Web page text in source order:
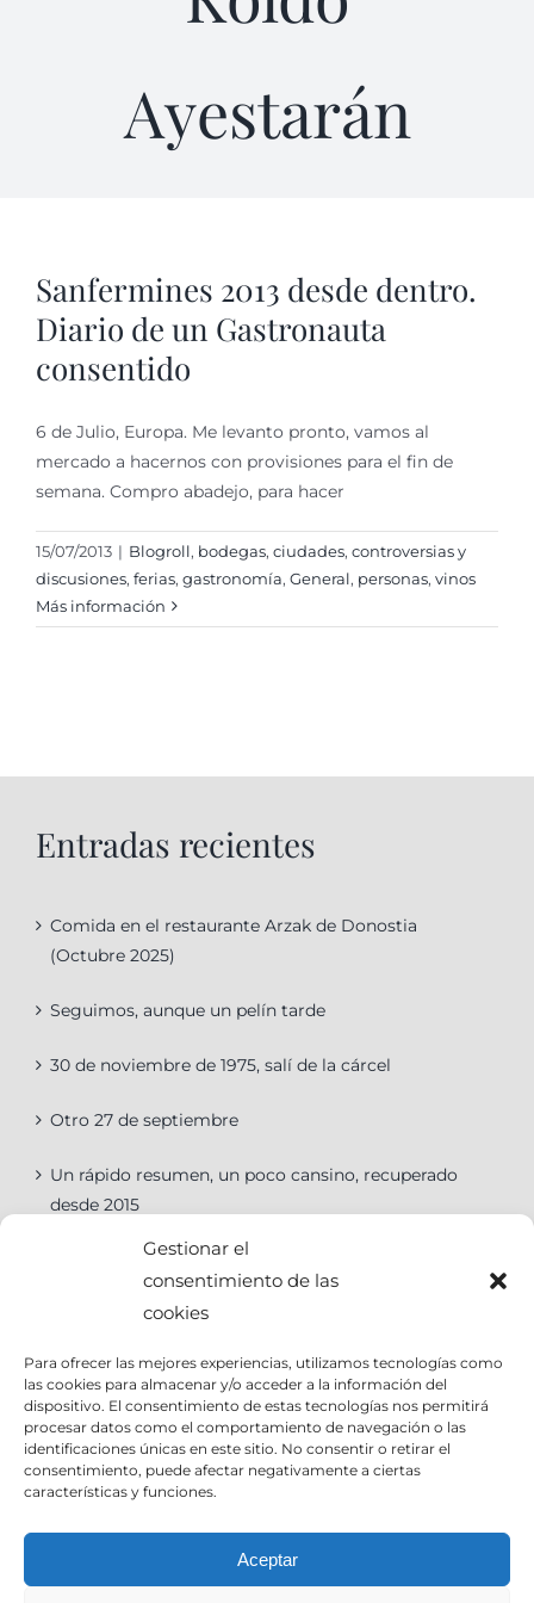
Gestionar el
consentimiento de las
cookies
Para ofrecer las mejores experiencias, utilizamos tecnologías como
las cookies para almacenar y/o acceder a la información del
dispositivo. El consentimiento de estas tecnologías nos permitirá
procesar datos como el comportamiento de navegación o las
identificaciones únicas en este sitio. No consentir o retirar el
consentimiento, puede afectar negativamente a ciertas
características y funciones.
Aceptar
Ayestarán
Sanfermines 2013 desde dentro.
Diario de un Gastronauta
consentido
6 de Julio, Europa. Me levanto pronto, vamos al
mercado a hacernos con provisiones para el fin de
semana. Compro abadejo, para hacer
15/07/2013 | Blogroll, bodegas, ciudades, controversias y
discusiones, ferias, gastronomí­a, General, personas, vinos
Más información
Entradas recientes
Comida en el restaurante Arzak de Donostia
(Octubre 2025)
Seguimos, aunque un pelín tarde
30 de noviembre de 1975, salí de la cárcel
Otro 27 de septiembre
Un rápido resumen, un poco cansino, recuperado
desde 2015
Categorías
Categorías
Contact Info